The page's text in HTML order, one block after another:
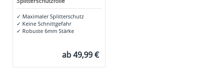
✓ Maximaler Splitterschutz
✓ Keine Schnittgefahr
✓ Robuste 6mm Stärke
ab49,99 €